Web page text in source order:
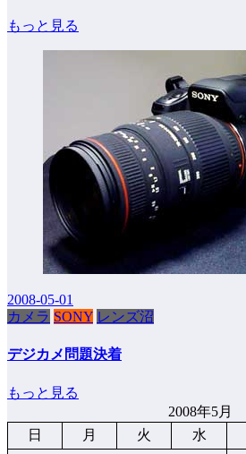
もっと見る
2008-05-01
カメラ SONY レンズ沼
デジカメ問題決着
もっと見る
2008年5月
日
月 火 水